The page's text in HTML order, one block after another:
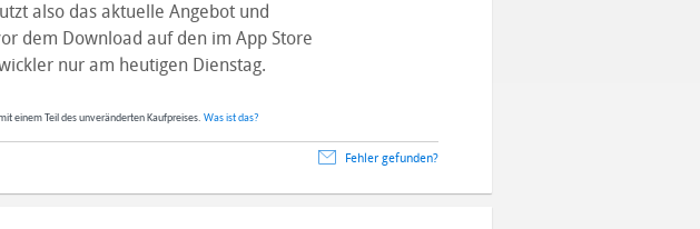
also das aktuelle Angebot und
dem Download auf den im App Store
nur am heutigen Dienstag.
einem Teil des unveränderten Kaufpreises. Was ist das?
Fehler gefunden?